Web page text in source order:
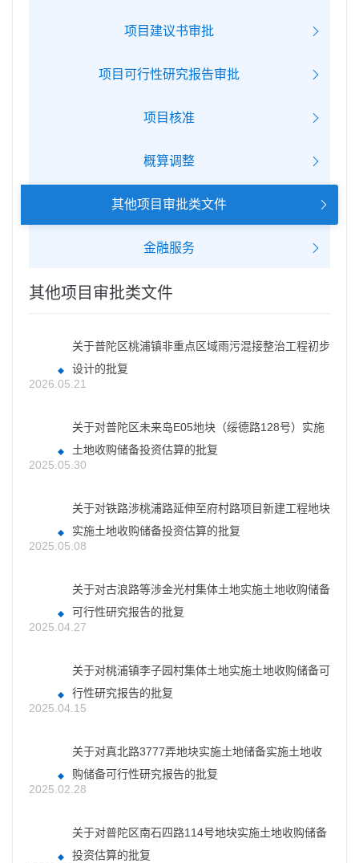
项目建议书审批
项目可行性研究报告审批
项目核准
概算调整
其他项目审批类文件
金融服务
其他项目审批类文件
关于普陀区桃浦镇非重点区域雨污混接整治工程初步
设计的批复
2026.05.21
关于对普陀区未来岛E05地块（绥德路128号）实施
土地收购储备投资估算的批复
2025.05.30
关于对铁路涉桃浦路延伸至府村路项目新建工程地块
实施土地收购储备投资估算的批复
2025.05.08
关于对古浪路等涉金光村集体土地实施土地收购储备
可行性研究报告的批复
2025.04.27
关于对桃浦镇李子园村集体土地实施土地收购储备可
行性研究报告的批复
2025.04.15
关于对真北路3777弄地块实施土地储备实施土地收
购储备可行性研究报告的批复
2025.02.28
关于对普陀区南石四路114号地块实施土地收购储备
投资估算的批复